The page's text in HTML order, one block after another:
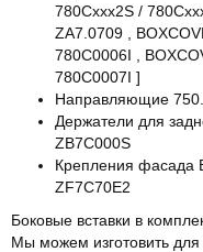
780Cxxx2S /
ZA7.0709 ,
780C0006I ,
780C0007I ]
Направляющие
Держатели для
ZB7C000S
Крепления фасада
ZF7C70E2
Боковые вставки в
Мы можем изготовить для